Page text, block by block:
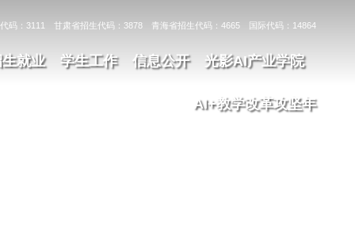
码：3111 甘肃省招生代码：3878 青海省招生代码：4665 国际代码：14864
就业 学生工作 信息公开 光影AI产业学院
AI+教学改革攻坚年